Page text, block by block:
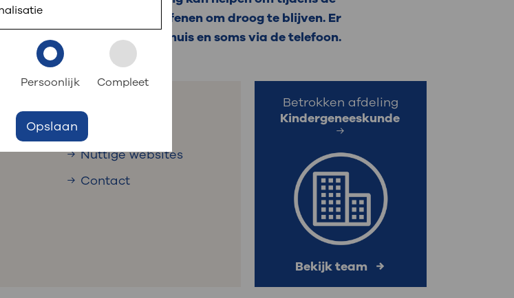
: naar uw dossier
Met MijnOLVG kunnen
plassen en hoe je kunt oefenen om droog te blijven. Er
zijn soms in het ziekenhuis en soms via de telefoon.
Nuttige websites
Contact
Betrokken afdeling
Kindergeneeskunde
Bekijk team
Persoonlijk Compleet
Opslaan